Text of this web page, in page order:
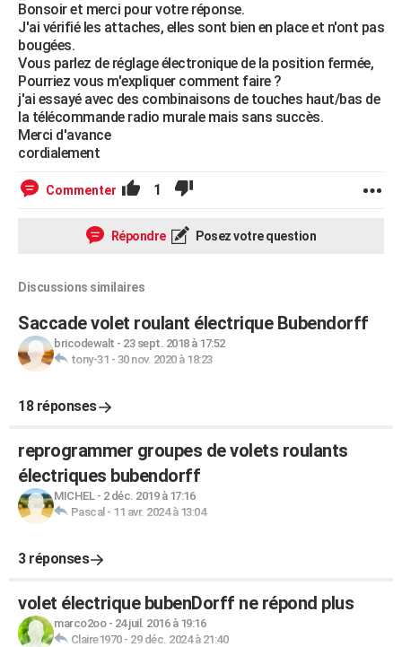
Bonsoir et merci pour votre réponse.
J'ai vérifié les attaches, elles sont bien en place et n'ont pas
bougées.
Vous parlez de réglage électronique de la position fermée,
Pourriez vous m'expliquer comment faire ?
j'ai essayé avec des combinaisons de touches haut/bas de
la télécommande radio murale mais sans succès.
Merci d'avance
cordialement
Commenter 1
Répondre Posez votre question
Discussions similaires
Saccade volet roulant électrique Bubendorff
bricodewalt - 23 sept. 2018 à 17:52
tony-31 - 30 nov. 2020 à 18:23
18 réponses
reprogrammer groupes de volets roulants
électriques bubendorff
MICHEL- 2 déc. 2019 à 17:16
Pascal - 11 avr. 2024 à 13:04
3 réponses
volet électrique bubenDorff ne répond plus
marco2oo- 24 juil. 2016 à 19:16
Claire1970- 29 déc. 2024 à 21:40